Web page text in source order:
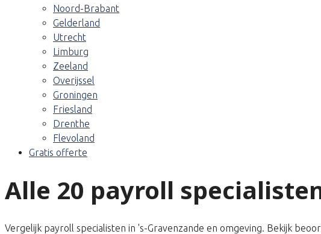
Noord-Brabant
Gelderland
Utrecht
Limburg
Zeeland
Overijssel
Groningen
Friesland
Drenthe
Flevoland
Gratis offerte
Alle 20 payroll
Vergelijk payroll specialisten in 's-Gravenzande en omgeving. Bekijk